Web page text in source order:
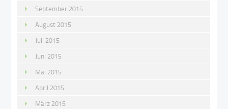
September 2015
August 2015
Juli 2015
Juni 2015
Mai 2015
April 2015
März 2015